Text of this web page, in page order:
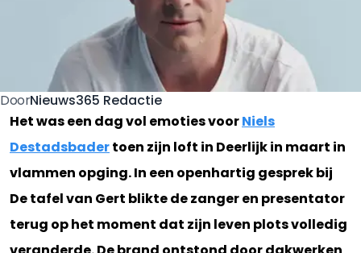
DoorNieuws365 Redactie
Het was een dag vol emoties voorNiels
Destadsbadertoen zijn loft in Deerlijk in maart in
vlammen opging. In een openhartig gesprek bij
De tafel van Gert blikte de zanger en presentator
terug op het moment dat zijn leven plots volledig